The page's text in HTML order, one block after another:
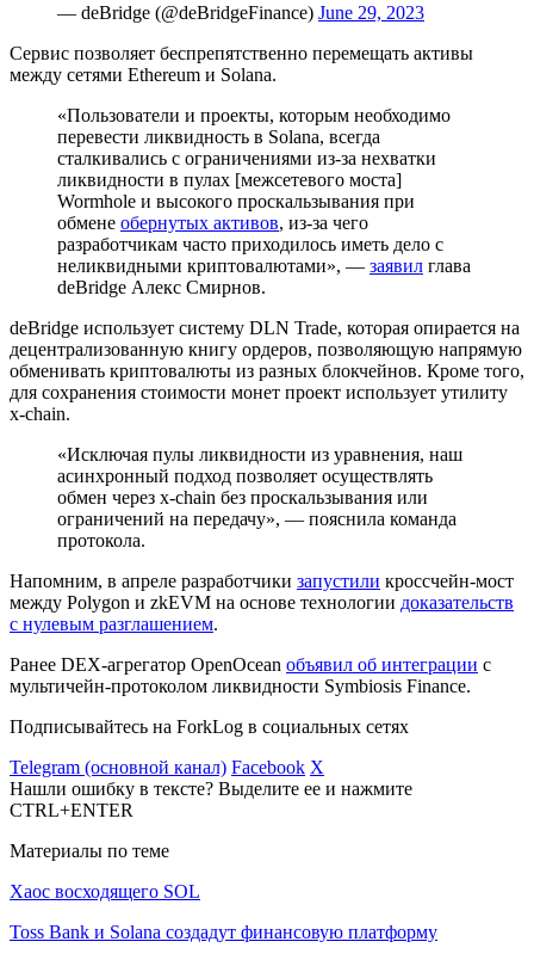
— deBridge (@deBridgeFinance) June 29, 2023
Сервис позволяет беспрепятственно перемещать активы
между сетями Ethereum и Solana.
«Пользователи и проекты, которым необходимо
перевести ликвидность в Solana, всегда
сталкивались с ограничениями из-за нехватки
ликвидности в пулах [межсетевого моста]
Wormhole и высокого проскальзывания при
обмене обернутых активов, из-за чего
разработчикам часто приходилось иметь дело с
неликвидными криптовалютами», — заявил глава
deBridge Алекс Смирнов.
deBridge использует систему DLN Trade, которая опирается на
децентрализованную книгу ордеров, позволяющую напрямую
обменивать криптовалюты из разных блокчейнов. Кроме того,
для сохранения стоимости монет проект использует утилиту
x-chain.
«Исключая пулы ликвидности из уравнения, наш
асинхронный подход позволяет осуществлять
обмен через x-chain без проскальзывания или
ограничений на передачу», — пояснила команда
протокола.
Напомним, в апреле разработчики запустили кроссчейн-мост
между Polygon и zkEVM на основе технологии доказательств
с нулевым разглашением.
Ранее DEX-агрегатор OpenOcean объявил об интеграции с
мультичейн-протоколом ликвидности Symbiosis Finance.
Подписывайтесь на ForkLog в социальных сетях
Telegram (основной канал) Facebook X
Нашли ошибку в тексте? Выделите ее и нажмите
CTRL+ENTER
Материалы по теме
Хаос восходящего SOL
Toss Bank и Solana создадут финансовую платформу